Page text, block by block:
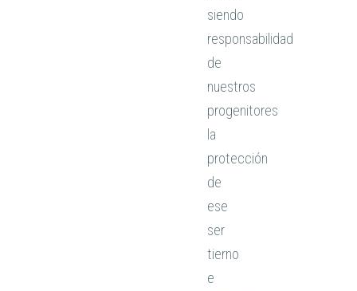
siendo
responsabilidad
de
nuestros
progenitores
la
protección
de
ese
ser
tierno
e